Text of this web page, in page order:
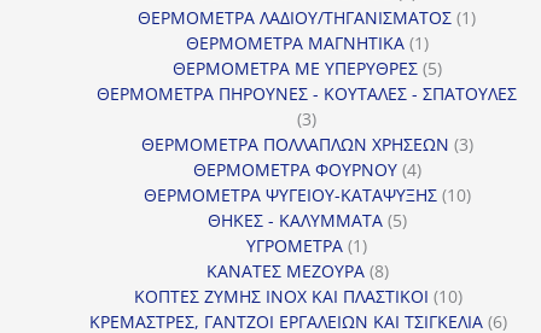
προϊόντα
ΘΕΡΜΟΜΕΤΡΑ ΛΑΔΙΟΥ/ΤΗΓΑΝΙΣΜΑΤΟΣ 11
ΘΕΡΜΟΜΕΤΡΑ ΜΑΓΝΗΤΙΚΑ 11
προϊόν
ΘΕΡΜΟΜΕΤΡΑ ΜΕ ΥΠΕΡΥΘΡΕΣ 55
προϊόντα
ΘΕΡΜΟΜΕΤΡΑ ΠΗΡΟΥΝΕΣ - ΚΟΥΤΑΛΕΣ - ΣΠΑΤΟΥΛΕΣ
33
προϊόντα
ΘΕΡΜΟΜΕΤΡΑ ΠΟΛΛΑΠΛΩΝ ΧΡΗΣΕΩΝ 33
ΘΕΡΜΟΜΕΤΡΑ ΦΟΥΡΝΟΥ 44
προϊόντα
ΘΕΡΜΟΜΕΤΡΑ ΨΥΓΕΙΟΥ-ΚΑΤΑΨΥΞΗΣ 1010
ΘΗΚΕΣ - ΚΑΛΥΜΜΑΤΑ 55
ΥΓΡΟΜΕΤΡΑ 11
προϊόν
ΚΑΝΑΤΕΣ ΜΕΖΟΥΡΑ 88
προϊόντα
ΚΟΠΤΕΣ ΖΥΜΗΣ INOX ΚΑΙ ΠΛΑΣΤΙΚΟΙ 1010
προϊόντα
ΚΡΕΜΑΣΤΡΕΣ, ΓΑΝΤΖΟΙ ΕΡΓΑΛΕΙΩΝ ΚΑΙ ΤΣΙΓΚΕΛΙΑ 66